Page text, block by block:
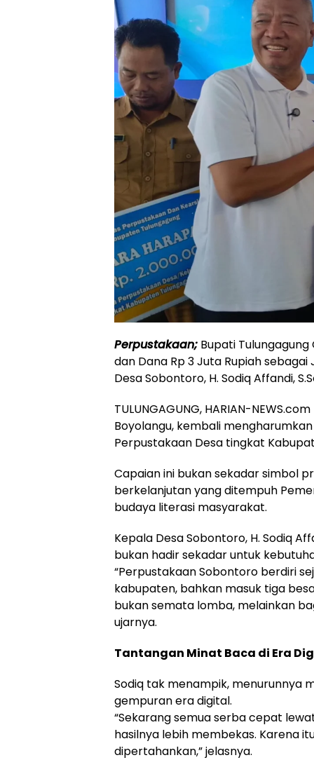
Perpustakaan; Bupati
dan Dana Rp 3 Juta Rupiah
Desa Sobontoro, H. Sodiq Affandi,
TULUNGAGUNG, HARIAN-
Boyolangu, kembali
Perpustakaan Desa tingkat
Capaian ini bukan sekadar simbol
berkelanjutan yang ditempuh
budaya literasi masyarakat.
Kepala Desa Sobontoro, H. Sodiq
bukan hadir sekadar untuk
“Perpustakaan Sobontoro berdiri
kabupaten, bahkan masuk tiga
bukan semata lomba, melainkan
ujarnya.
Tantangan Minat Baca di Era
Sodiq tak menampik, menurunnya
gempuran era digital.
“Sekarang semua serba cepat
hasilnya lebih membekas. Karena
dipertahankan,” jelasnya.